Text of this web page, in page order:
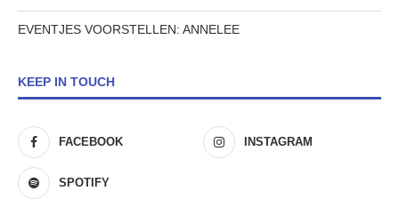
EVENTJES VOORSTELLEN: ANNELEE
KEEP IN TOUCH
FACEBOOK INSTAGRAM
SPOTIFY